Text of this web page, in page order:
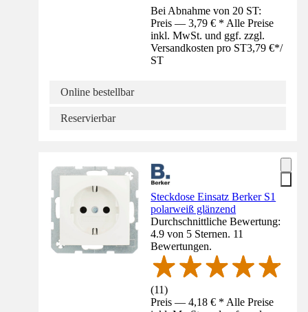
Bei Abnahme von 20 ST:
Preis — 3,79 € * Alle Preise
inkl. MwSt. und ggf. zzgl.
Versandkosten pro ST3,79 €*/
ST
Online bestellbar
Reservierbar
Steckdose Einsatz Berker S1
polarweiß glänzend
Durchschnittliche Bewertung:
4.9 von 5 Sternen. 11
Bewertungen.
(11)
Preis — 4,18 € * Alle Preise